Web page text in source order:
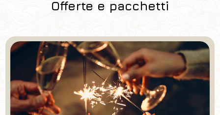
Grand Hotel Mediterraneo
Arrivo
09/08 2026
Partenza
10/08/2026
Camere
1
Adulti
2
Bambini
0
Offerte e pacchetti